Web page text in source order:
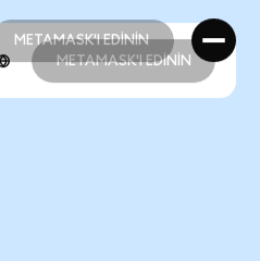
METAMASK'I EDİNİN
METAMASK'I EDİNİN
METAMASK'I EDİNİN